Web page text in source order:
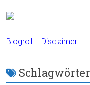
Blogroll – Disclaimer
Schlagwörter